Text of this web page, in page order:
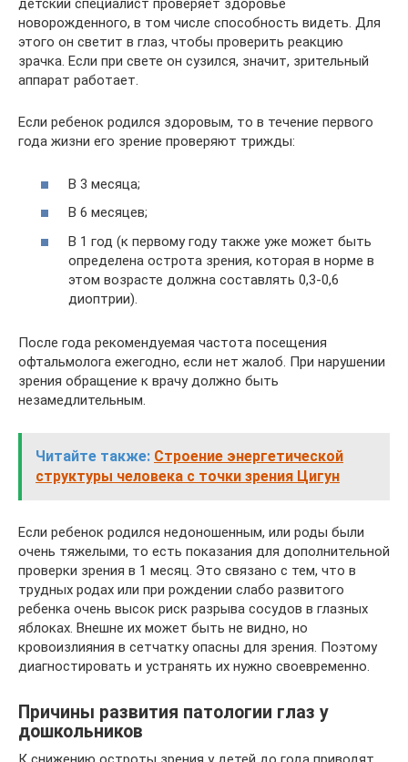
детский специалист проверяет здоровье
новорожденного, в том числе способность видеть. Для
этого он светит в глаз, чтобы проверить реакцию
зрачка. Если при свете он сузился, значит, зрительный
аппарат работает.
Если ребенок родился здоровым, то в течение первого
года жизни его зрение проверяют трижды:
В 3 месяца;
В 6 месяцев;
В 1 год (к первому году также уже может быть
определена острота зрения, которая в норме в
этом возрасте должна составлять 0,3-0,6
диоптрии).
После года рекомендуемая частота посещения
офтальмолога ежегодно, если нет жалоб. При нарушении
зрения обращение к врачу должно быть
незамедлительным.
Читайте также: Строение энергетической
структуры человека с точки зрения Цигун
Если ребенок родился недоношенным, или роды были
очень тяжелыми, то есть показания для дополнительной
проверки зрения в 1 месяц. Это связано с тем, что в
трудных родах или при рождении слабо развитого
ребенка очень высок риск разрыва сосудов в глазных
яблоках. Внешне их может быть не видно, но
кровоизлияния в сетчатку опасны для зрения. Поэтому
диагностировать и устранять их нужно своевременно.
Причины развития патологии глаз у
дошкольников